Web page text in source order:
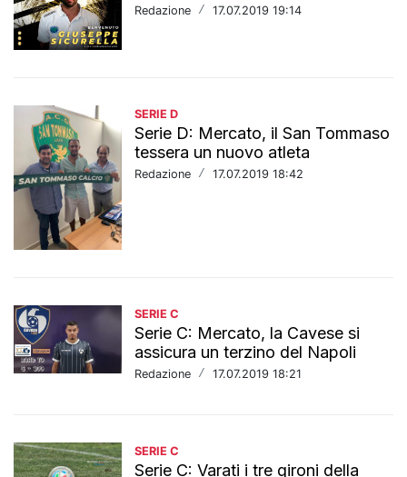
Redazione / 17.07.2019 19:14
SERIE D
Serie D: Mercato, il San Tommaso
tessera un nuovo atleta
Redazione / 17.07.2019 18:42
SERIE C
Serie C: Mercato, la Cavese si
assicura un terzino del Napoli
Redazione / 17.07.2019 18:21
SERIE C
Serie C: Varati i tre gironi della